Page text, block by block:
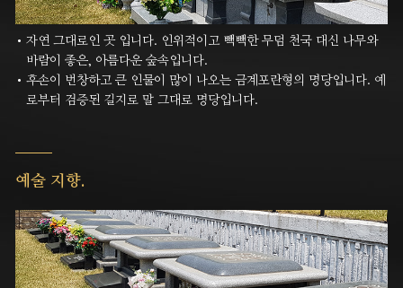
자연 그대로인 곳 입니다. 인위적이고 빽빽한 무덤 천국 대신 나무와
바람이 좋은, 아름다운 숲속입니다.
후손이 번창하고 큰 인물이 많이 나오는 금계포란형의 명당입니다. 예
로부터 검증된 길지로 말 그대로 명당입니다.
예술 지향.